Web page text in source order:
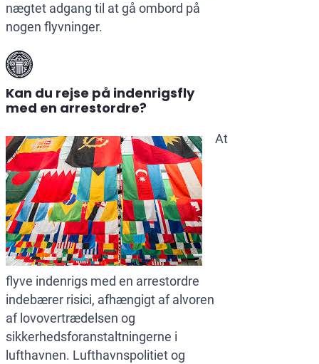
nægtet adgang til at gå ombord på
nogen flyvninger.
Kan du rejse på indenrigsfly
med en arrestordre?
At
flyve indenrigs med en arrestordre
indebærer risici, afhængigt af alvoren
af lovovertrædelsen og
sikkerhedsforanstaltningerne i
lufthavnen. Lufthavnspolitiet og